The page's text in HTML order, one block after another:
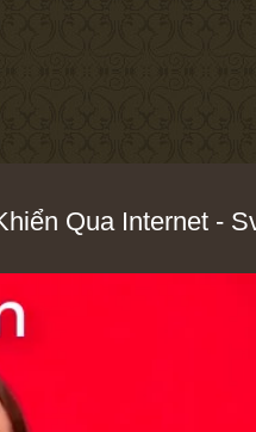
Qua Internet -